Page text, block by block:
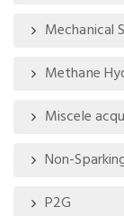
Mechanical
Methane
Miscele
Non-
P2G